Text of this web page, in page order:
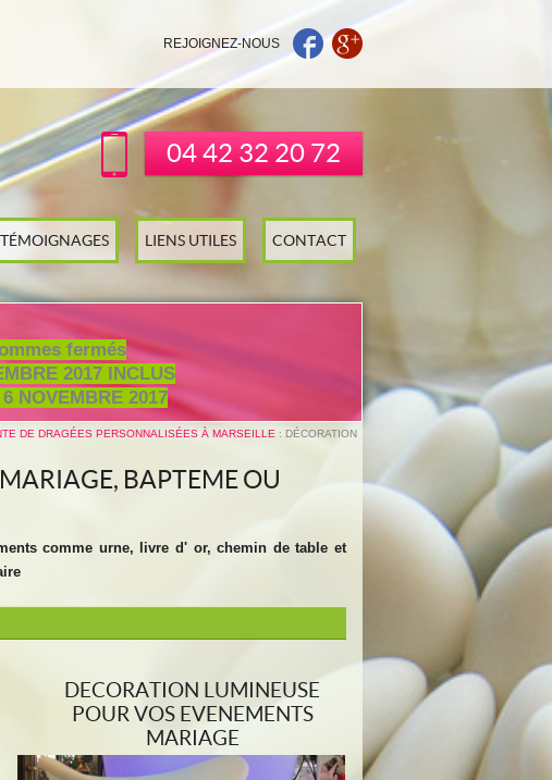
REJOIGNEZ-NOUS
04 42 32 20 72
TÉMOIGNAGES LIENS UTILES CONTACT
fermés
2017 INCLUS
NOVEMBRE 2017
DE DRAGÉES PERSONNALISÉES À MARSEILLE : DÉCORATION
BAPTEME OU
comme urne, livre d' or, chemin de table et
DECORATION LUMINEUSE
POUR VOS EVENEMENTS
MARIAGE